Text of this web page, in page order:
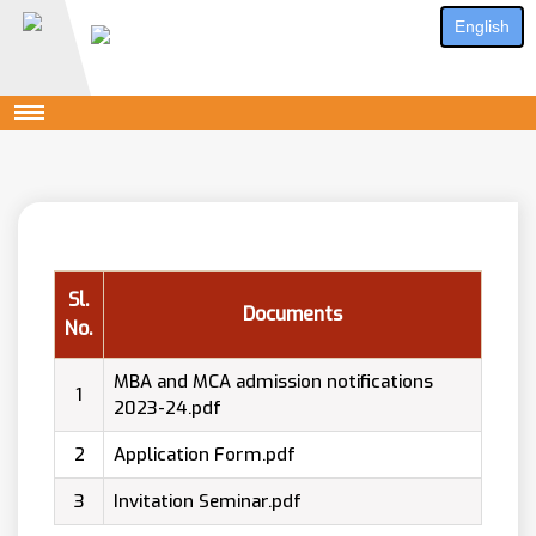
English
Sl.
No.
Documents
1
MBA and MCA admission notifications
2023-24.pdf
2
Application Form.pdf
3
Invitation Seminar.pdf